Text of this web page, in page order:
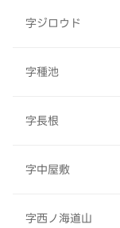
字ジロウド
字種池
字長根
字中屋敷
字西ノ海道山